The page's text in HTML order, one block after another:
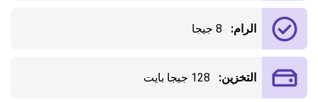
الرام: 8 جيجا
التخزين: 128 جيجا بايت